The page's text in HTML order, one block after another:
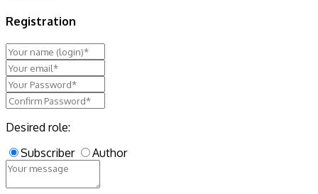
Registration
Desired role:
Subscriber
Author